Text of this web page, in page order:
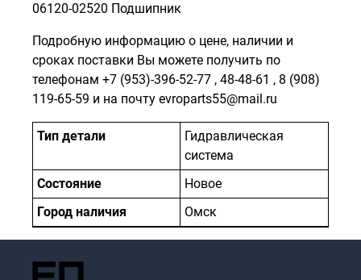
06120-02520 Подшипник
Подробную информацию о цене, наличии и
сроках поставки Вы можете получить по
телефонам +7 (953)-396-52-77 , 48-48-61 , 8 (908)
119-65-59 и на почту evroparts55@mail.ru
Тип детали
Гидравлическая
система
Состояние
Новое
Город наличия
Омск